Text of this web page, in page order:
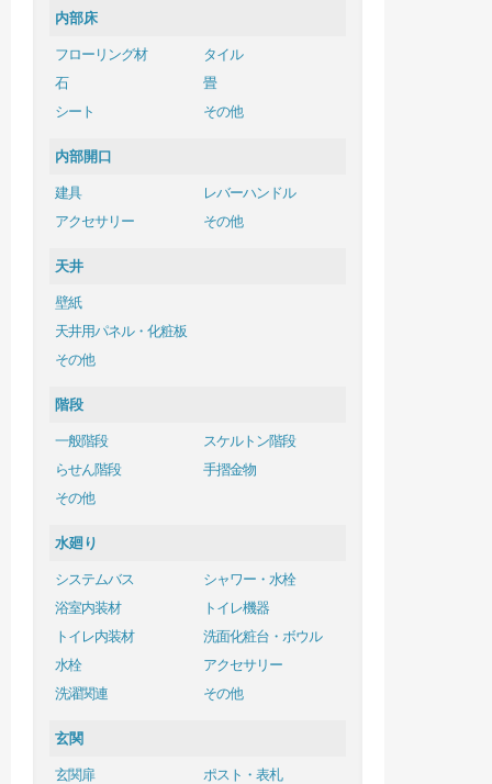
内部床
フローリング材
タイル
石
畳
シート
その他
内部開口
建具
レバーハンドル
アクセサリー
その他
天井
壁紙
天井用パネル・化粧板
その他
階段
一般階段
スケルトン階段
らせん階段
手摺金物
その他
水廻り
システムバス
シャワー・水栓
浴室内装材
トイレ機器
トイレ内装材
洗面化粧台・ボウル
水栓
アクセサリー
洗濯関連
その他
玄関
玄関扉
ポスト・表札